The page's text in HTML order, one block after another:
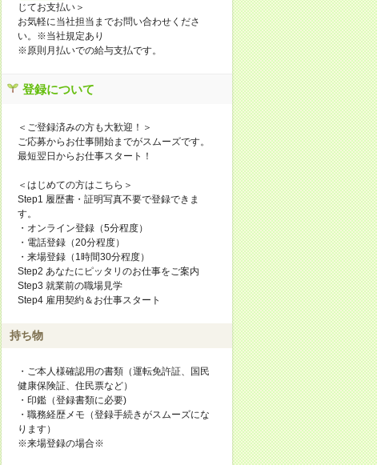
じてお支払い＞
お気軽に当社担当までお問い合わせくださ
い。※当社規定あり
※原則月払いでの給与支払です。
登録について
＜ご登録済みの方も大歓迎！＞
ご応募からお仕事開始までがスムーズです。
最短翌日からお仕事スタート！
＜はじめての方はこちら＞
Step1 履歴書・証明写真不要で登録できま
す。
・オンライン登録（5分程度）
・電話登録（20分程度）
・来場登録（1時間30分程度）
Step2 あなたにピッタリのお仕事をご案内
Step3 就業前の職場見学
Step4 雇用契約＆お仕事スタート
持ち物
・ご本人様確認用の書類（運転免許証、国民
健康保険証、住民票など）
・印鑑（登録書類に必要)
・職務経歴メモ（登録手続きがスムーズにな
ります）
※来場登録の場合※